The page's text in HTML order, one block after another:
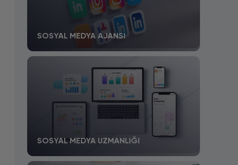
SOSYAL MEDYA AJANSI
SOSYAL MEDYA UZMANLIĞI